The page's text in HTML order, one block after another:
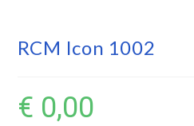
RCM Icon 1002
€ 0,00